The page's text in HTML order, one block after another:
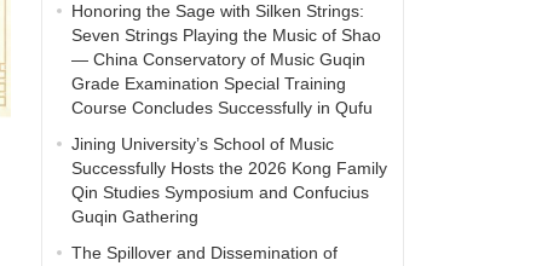
Honoring the Sage with Silken Strings:
Seven Strings Playing the Music of Shao
— China Conservatory of Music Guqin
Grade Examination Special Training
Course Concludes Successfully in Qufu
Jining University’s School of Music
Successfully Hosts the 2026 Kong Family
Qin Studies Symposium and Confucius
Guqin Gathering
The Spillover and Dissemination of